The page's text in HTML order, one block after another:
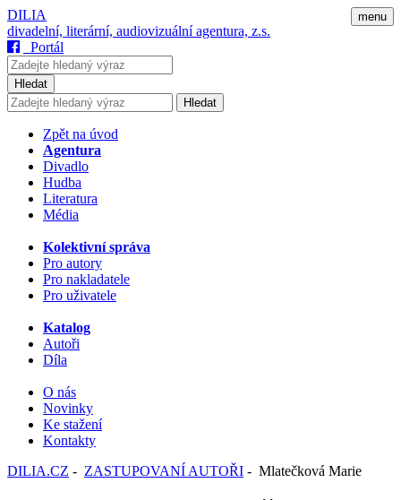
menu
DILIA
divadelní, literární, audiovizuální agentura, z.s.
Portál
Hledat
Hledat
Zpět na úvod
Agentura
Divadlo
Hudba
Literatura
Média
Kolektivní správa
Pro autory
Pro nakladatele
Pro uživatele
Katalog
Autoři
Díla
O nás
Novinky
Ke stažení
Kontakty
DILIA.CZ - ZASTUPOVANÍ AUTOŘI - Mlatečková Marie